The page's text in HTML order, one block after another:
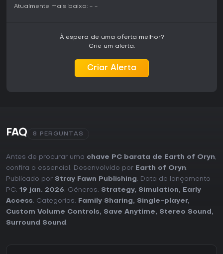
Atualmente mais baixo: - -
À espera de uma oferta melhor?
Crie um alerta.
Criar Alerta
FAQ 8 PERGUNTAS
Antes de procurar uma chave PC barata de Earth of Oryn,
confira o essencial. Desenvolvido por Earth of Oryn.
Publicado por Stray Fawn Publishing. Data de lançamento
PC: 19 jan. 2026. Géneros: Strategy, Simulation,
Early
Access. Categorias: Family Sharing, Single-player,
Custom Volume Controls, Save Anytime, Stereo Sound ,
Surround Sound .